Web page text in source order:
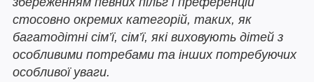
стосовно окремих категорій, таких, як
багатодітні сім’ї, сім’ї, які виховують дітей з
особливими потребами та інших потребуючих
особливої уваги.